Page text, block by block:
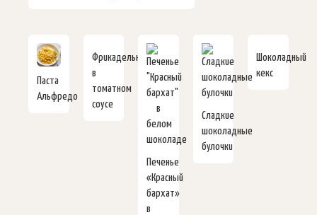
Паста
Альфредо
Фрикадельки
в
томатном
соусе
Печенье
«Красный
бархат»
в
Сладкие
шоколадные
булочки
Шоколадный
кекс